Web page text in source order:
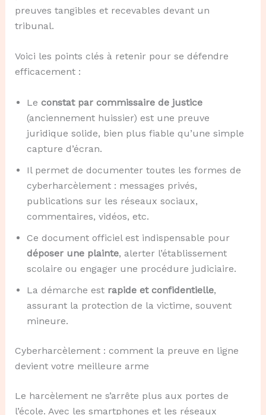
preuves tangibles et recevables devant un
tribunal.
Voici les points clés à retenir pour se défendre
efficacement :
Le constat par commissaire de justice
(anciennement huissier) est une preuve
juridique solide, bien plus fiable qu’une simple
capture d’écran.
Il permet de documenter toutes les formes de
cyberharcèlement : messages privés,
publications sur les réseaux sociaux,
commentaires, vidéos, etc.
Ce document officiel est indispensable pour
déposer une plainte, alerter l’établissement
scolaire ou engager une procédure judiciaire.
La démarche est rapide et confidentielle,
assurant la protection de la victime, souvent
mineure.
Cyberharcèlement : comment la preuve en ligne
devient votre meilleure arme
Le harcèlement ne s’arrête plus aux portes de
l’école. Avec les smartphones et les réseaux